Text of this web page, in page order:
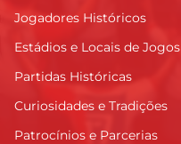
Jogadores Históricos
Estádios e Locais de Jogos
Partidas Históricas
Curiosidades e Tradições
Patrocínios e Parcerias